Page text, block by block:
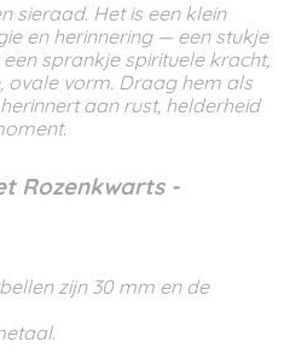
sieraad. Het is een klein
en herinnering — een stukje
sprankje spirituele kracht,
ovale vorm. Draag hem als
aan rust, helderheid
Rozenkwarts -
zijn 30 mm en de